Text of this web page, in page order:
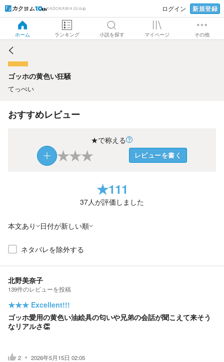
KADOKAWA Group ログイン 新規登録
ホーム ランキング 小説を探す マイページ その他
ゴッホの黄色い狂騒
ゴッホの黄色い狂騒
てっぺい
おすすめレビュー
★で称える
★★★ レビューを書く
★111
37人が評価しました
本文あり 日付が新しい順
ネタバレを除外する
北野美奈子
139件のレビューを投稿
★★★ Excellent!!!
ゴッホ愛用の黄色い油絵具の匂いや兄弟の会話が聞こえて来そう
なリアルさ👏
2 2026年5月15日 02:05